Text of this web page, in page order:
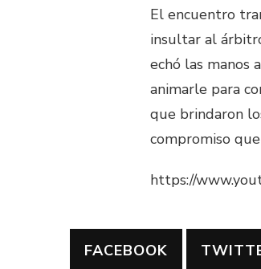
El encuentro
insultar al
echó las manos
animarle para
que brindaron
compromiso
https://
FACEBOOK